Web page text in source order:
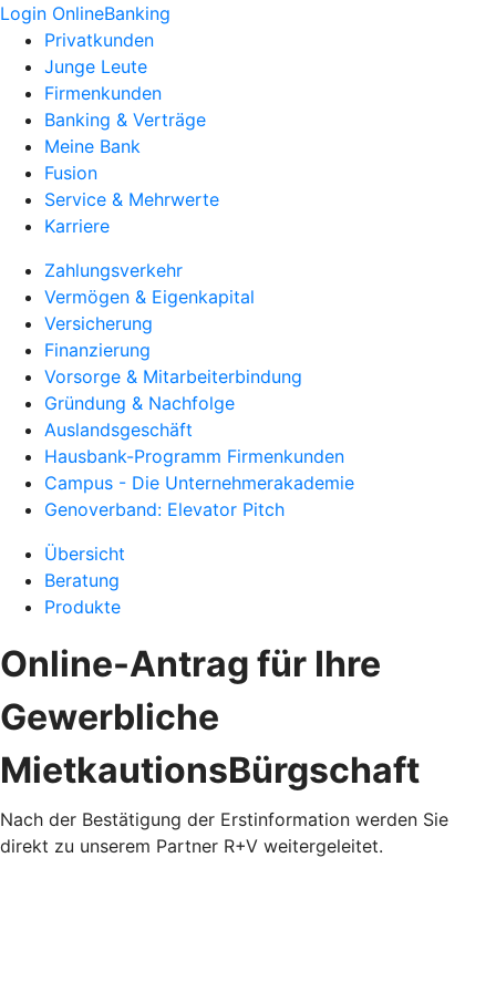
Login OnlineBanking
Privatkunden
Junge Leute
Firmenkunden
Banking & Verträge
Meine Bank
Fusion
Service & Mehrwerte
Karriere
Zahlungsverkehr
Vermögen & Eigenkapital
Versicherung
Finanzierung
Vorsorge & Mitarbeiterbindung
Gründung & Nachfolge
Auslandsgeschäft
Hausbank-Programm Firmenkunden
Campus - Die Unternehmerakademie
Genoverband: Elevator Pitch
Übersicht
Beratung
Produkte
Online-Antrag für Ihre
Gewerbliche
MietkautionsBürgschaft
Nach der Bestätigung der Erstinformation werden Sie
direkt zu unserem Partner R+V weitergeleitet.